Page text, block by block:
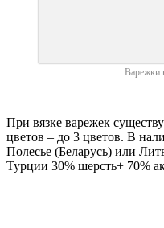
Варежки
При вязке варежек
цветов – до 3 цветов. В
Полесье (Беларусь) или
Турции 30% шерсть+ 70%